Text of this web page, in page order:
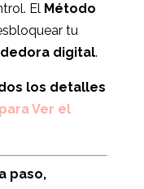
El Método
tu
digital.
los detalles
Ver el
paso,